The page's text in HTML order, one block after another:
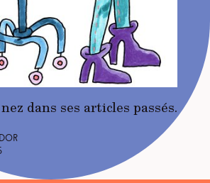
dans ses articles passés.